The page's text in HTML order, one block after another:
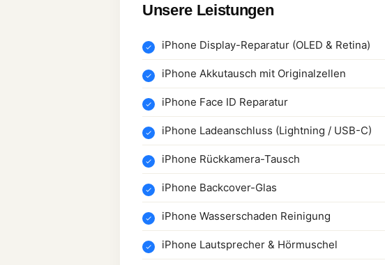
Unsere Leistungen
iPhone Display-Reparatur (OLED & Retina)
iPhone Akkutausch mit Originalzellen
iPhone Face ID Reparatur
iPhone Ladeanschluss (Lightning / USB-C)
iPhone Rückkamera-Tausch
iPhone Backcover-Glas
iPhone Wasserschaden Reinigung
iPhone Lautsprecher & Hörmuschel